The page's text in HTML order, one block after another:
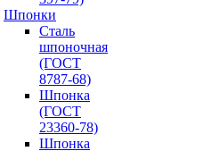
Шпонки
Сталь
шпоночная
(ГОСТ
8787-68)
Шпонка
(ГОСТ
23360-78)
Шпонка